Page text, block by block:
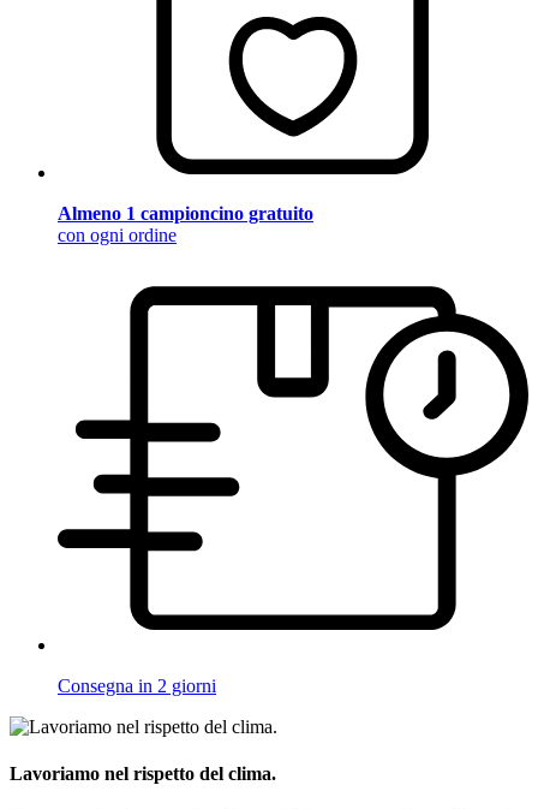
Almeno 1 campioncino gratuito
con ogni ordine
Consegna in 2 giorni
Lavoriamo nel rispetto del clima.